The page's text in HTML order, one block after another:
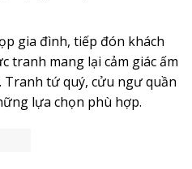
gia đình, tiếp đón khách
tranh mang lại cảm giác ấm
Tranh tứ quý, cửu ngư quần
lựa chọn phù hợp.